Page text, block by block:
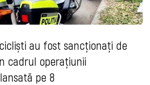
au fost sancționați de
cadrul operațiunii
pe 8